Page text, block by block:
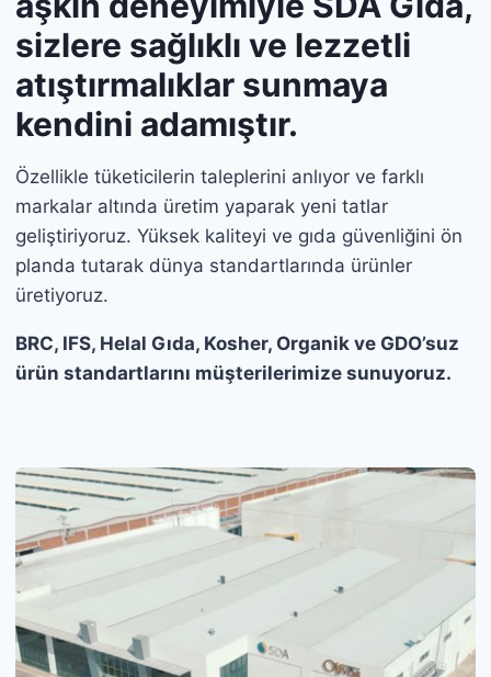
sizlere sağlıklı ve lezzetli
atıştırmalıklar sunmaya
kendini adamıştır.
Özellikle tüketicilerin taleplerini anlıyor ve farklı
markalar altında üretim yaparak yeni tatlar
geliştiriyoruz. Yüksek kaliteyi ve gıda güvenliğini ön
planda tutarak dünya standartlarında ürünler
üretiyoruz.
BRC, IFS, Helal Gıda, Kosher, Organik ve GDO’suz
ürün standartlarını müşterilerimize sunuyoruz.